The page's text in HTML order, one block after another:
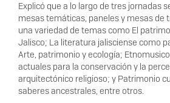
Explicó que a lo largo de tres jornadas
mesas temáticas, paneles y mesas de
una variedad de temas como El
Jalisco; La literatura jalisciense como
Arte, patrimonio y ecología;
actuales para la conservación y la
arquitectónico religioso; y Patrimonio
saberes ancestrales, entre otros.